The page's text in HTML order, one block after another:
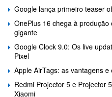
Google lança primeiro teaser
OnePlus 16 chega à
gigante
Google Clock 9.0: Os live
Pixel
Apple AirTags: as vantagens
Redmi Projector 5 e Projector
Xiaomi